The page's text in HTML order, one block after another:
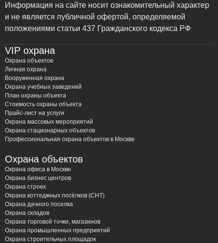
ЧОП “Амулет” предлагает полный спектр услуг по
проектированию, монтажу, обслуживанию и ремонту
окрестностях. Мы понимаем, что каждый объект
уникален, поэтому разрабатываем индивидуальные
решения, учитывающие специфику помещения, его
назначение и потенциальные риски. Наша цель –
обеспечить максимальную защиту от пожара и
минимизировать возможные последствия.
Виды систем пожарной
безопасности, которые мы
устанавливаем:
Автоматическая пожарная сигнализация (АПС):
Современные системы, способные оперативно
обнаруживать возгорание на ранней стадии и
оповещать о нем людей, а также передавать
сигнал в пожарную часть. Мы используем
различные типы датчиков: дымовые, тепловые,
Информация на сайте носит ознакомительный характер
и не является публичной офертой, определяемой
положениями статьи 437 Гражданского кодекса РФ
VIP охрана
Охрана объектов
Личная охрана
Вооруженная охрана
Охрана учебных заведений
План охраны объекта
Стоимость охраны объекта
Прайс-лист на услуги
Охрана массовых мероприятий
Охрана стационарных объектов
Профессиональная охрана объектов в Москве
Охрана объектов
Охрана офиса в Москве
Охрана бизнес центров
Охрана строек
Охрана коттеджных посёлков (СНТ)
Охрана дачного поселка
Охрана складов
Охрана торговой точки, магазинов
Охрана промышленных предприятий
Охрана строительных площадок